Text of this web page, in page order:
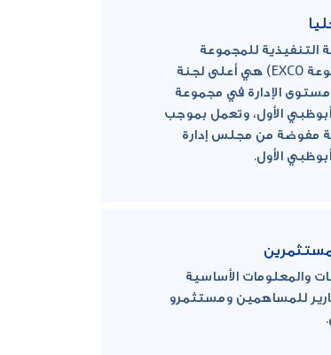
التنفيذية للمجموعة
(مجموعة EXCO) هي أعلى لجنة
الإدارة في مجموعة
الأول، وتعمل بموجب
مفوضة من مجلس إدارة
الأول.
والمعلومات الأساسية
للمساهمين ومستثمرو